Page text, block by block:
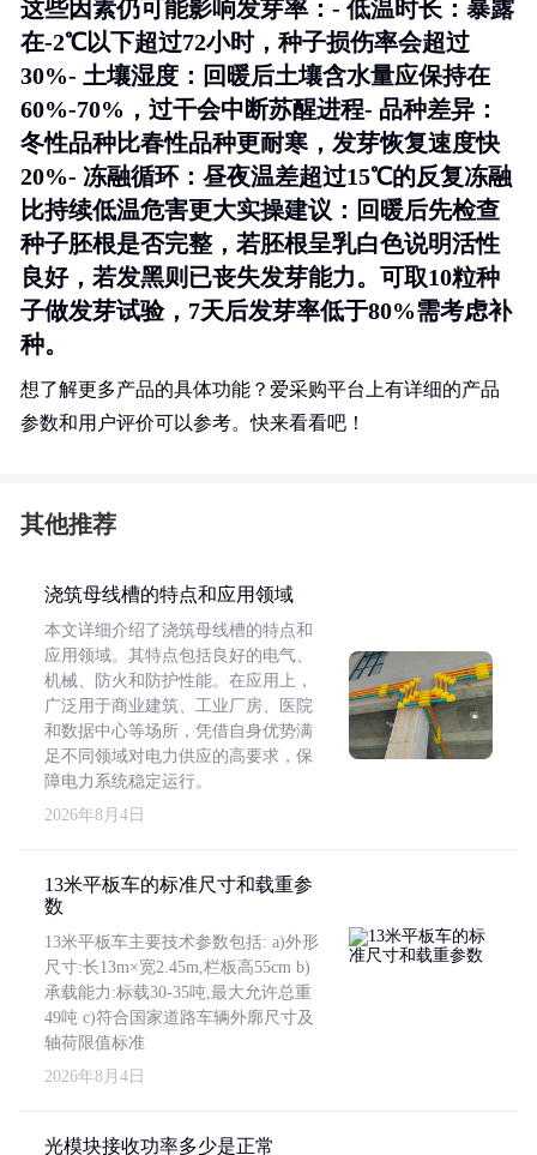
这些因素仍可能影响发芽率：-低温时长 ：暴露
在-2℃以下超过72小时，种子损伤率会超过
30%- 土壤湿度 ：回暖后土壤含水量应保持在
60%-70%，过干会中断苏醒进程- 品种差异 ：
冬性品种比春性品种更耐寒，发芽恢复速度快
20%- 冻融循环：昼夜温差超过15℃的反复冻融
比持续低温危害更大实操建议 ：回暖后先检查
种子胚根是否完整，若胚根呈乳白色说明活性
良好，若发黑则已丧失发芽能力。可取10粒种
子做发芽试验，7天后发芽率低于80%需考虑补
种。
想了解更多产品的具体功能？爱采购平台上有详细的产品
参数和用户评价可以参考。快来看看吧！
其他推荐
浇筑母线槽的特点和应用领域
本文详细介绍了浇筑母线槽的特点和
应用领域。其特点包括良好的电气、
机械、防火和防护性能。在应用上，
广泛用于商业建筑、工业厂房、医院
和数据中心等场所，凭借自身优势满
足不同领域对电力供应的高要求，保
障电力系统稳定运行。
2026年8月4日
13米平板车的标准尺寸和载重参
数
13米平板车主要技术参数包括: a)外形
尺寸:长13m×宽2.45m,栏板高55cm b)
承载能力:标载30-35吨,最大允许总重
49吨 c)符合国家道路车辆外廓尺寸及
轴荷限值标准
2026年8月4日
光模块接收功率多少是正常